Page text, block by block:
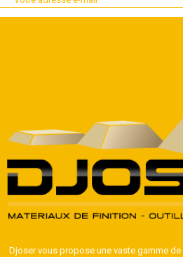
Djoser vous propose une vaste gamme de